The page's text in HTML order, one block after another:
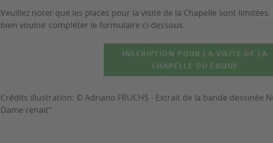
Veuillez noter que les places pour la visite de la Chapelle sont
bien vouloir compléter le formulaire ci-dessous.
INSCRIPTION POUR LA VISITE DE LA
CHAPELLE DU CROUS
Crédits illustration: ©Adriano FRUCHS - Extrait de la bande dessinée
Dame renait"